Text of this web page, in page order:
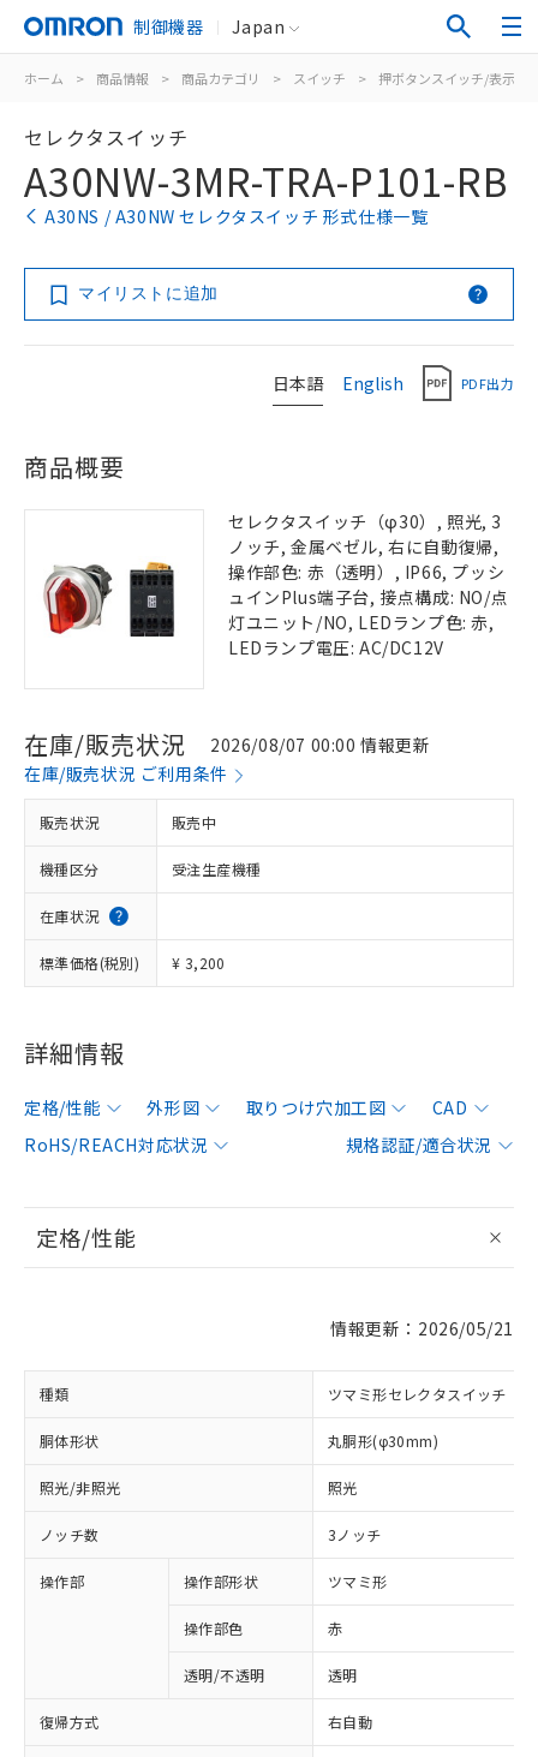
制御機器 Japan
ホーム > 商品情報 > 商品カテゴリ > スイッチ > 押ボタンスイッチ/表示灯
セレクタスイッチ
A30NW-3MR-TRA-P101-RB
A30NS / A30NW セレクタスイッチ 形式仕様一覧
マイリストに追加
日本語 English PDF出力
商品概要
セレクタスイッチ（φ30）, 照光, 3
ノッチ, 金属ベゼル, 右に自動復帰,
操作部色: 赤（透明）, IP66, プッシ
ュインPlus端子台, 接点構成: NO/点
灯ユニット/NO, LEDランプ色: 赤,
LEDランプ電圧: AC/DC12V
在庫/販売状況
2026/08/07 00:00 情報更新
在庫/販売状況 ご利用条件
販売状況 販売中
機種区分 受注生産機種
在庫状況
標準価格(税別) ¥ 3,200
詳細情報
定格/性能 外形図 取りつけ穴加工図
CAD
RoHS/REACH対応状況
規格認証/適合状況
定格/性能
情報更新：2026/05/21
種類 ツマミ形セレクタスイッチ
胴体形状 丸胴形(φ30mm)
照光/非照光 照光
ノッチ数 3ノッチ
操作部 操作部形状 ツマミ形
操作部色 赤
透明/不透明 透明
復帰方式 右自動